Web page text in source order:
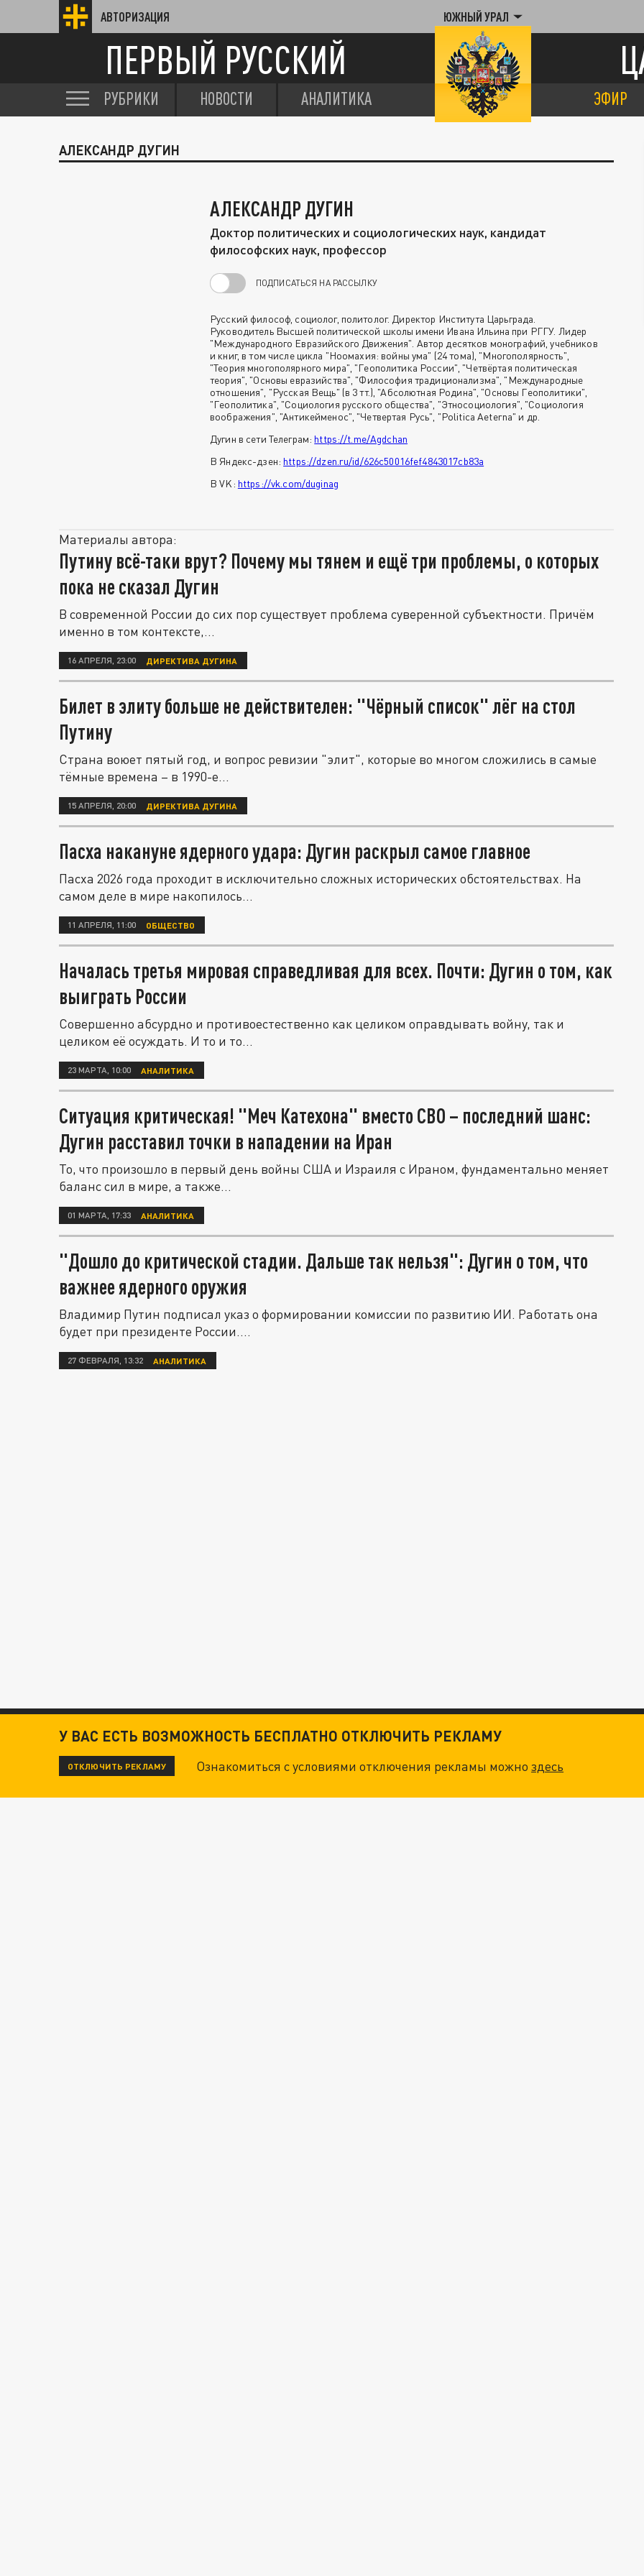
АВТОРИЗАЦИЯ ЮЖНЫЙ УРАЛ
ПЕРВЫЙ РУССКИЙ
РУБРИКИ НОВОСТИ АНАЛИТИКА ЭФИР
АЛЕКСАНДР ДУГИН
АЛЕКСАНДР ДУГИН
Доктор политических и социологических наук, кандидат
философских наук, профессор
ПОДПИСАТЬСЯ НА РАССЫЛКУ
Русский философ, социолог, политолог. Директор Института Царьграда.
Руководитель Высшей политической школы имени Ивана Ильина при РГГУ. Лидер
"Международного Евразийского Движения". Автор десятков монографий, учебников
и книг, в том числе цикла "Ноомахия: войны ума" (24 тома), "Многополярность",
"Теория многополярного мира", "Геополитика России", "Четвёртая политическая
теория", "Основы евразийства", "Философия традиционализма", "Международные
отношения", "Русская Вещь" (в 3 тт.), "Абсолютная Родина", "Основы Геополитики",
"Геополитика", "Социология русского общества", "Этносоциология", "Социология
воображения", "Антикейменос", "Четвертая Русь", "Politica Aeterna" и др.
Дугин в сети Телеграм:https://t.me/Agdchan
В Яндекс-дзен:https://dzen.ru/id/626c50016fef4843017cb83a
В VK: https://vk.com/duginag
Материалы автора:
Путину всё-таки врут? Почему мы тянем и ещё три проблемы, о которых
пока не сказал Дугин
В современной России до сих пор существует проблема суверенной субъектности. Причём
именно в том контексте,...
16 АПРЕЛЯ, 23:00 ДИРЕКТИВА ДУГИНА
Билет в элиту больше не действителен: "Чёрный список" лёг на стол
Путину
Страна воюет пятый год, и вопрос ревизии "элит", которые во многом сложились в самые
тёмные времена – в 1990-е...
15 АПРЕЛЯ, 20:00 ДИРЕКТИВА ДУГИНА
Пасха накануне ядерного удара: Дугин раскрыл самое главное
Пасха 2026 года проходит в исключительно сложных исторических обстоятельствах. На
самом деле в мире накопилось...
11 АПРЕЛЯ, 11:00 ОБЩЕСТВО
Началась третья мировая справедливая для всех. Почти: Дугин о том, как
выиграть России
Совершенно абсурдно и противоестественно как целиком оправдывать войну, так и
целиком её осуждать. И то и то...
23 МАРТА, 10:00 АНАЛИТИКА
Ситуация критическая! "Меч Катехона" вместо СВО – последний шанс:
Дугин расставил точки в нападении на Иран
То, что произошло в первый день войны США и Израиля с Ираном, фундаментально меняет
баланс сил в мире, а также...
01 МАРТА, 17:33 АНАЛИТИКА
"Дошло до критической стадии. Дальше так нельзя": Дугин о том, что
важнее ядерного оружия
Владимир Путин подписал указ о формировании комиссии по развитию ИИ. Работать она
будет при президенте России....
27 ФЕВРАЛЯ, 13:32 АНАЛИТИКА
У ВАС ЕСТЬ ВОЗМОЖНОСТЬ БЕСПЛАТНО ОТКЛЮЧИТЬ РЕКЛАМУ
ОТКЛЮЧИТЬ РЕКЛАМУ Ознакомиться с условиями отключения рекламы можноздесь